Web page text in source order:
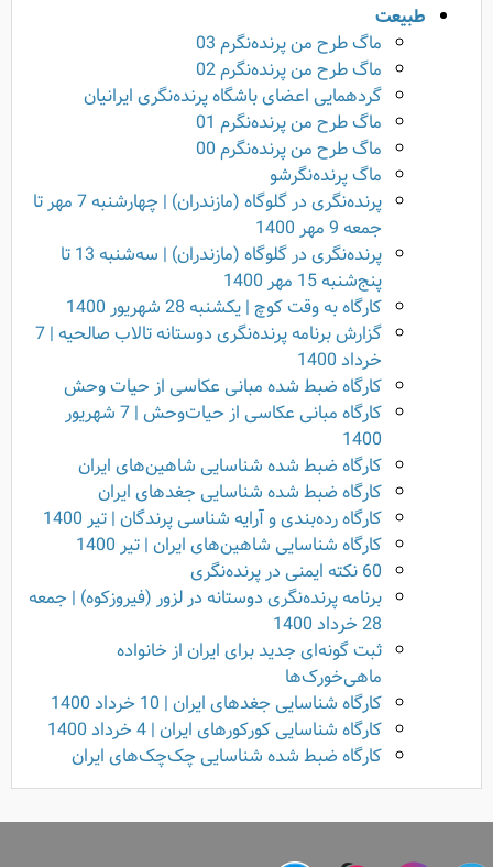
طبیعت
ماگ طرح من پرنده‌نگرم 03
ماگ طرح من پرنده‌نگرم 02
گردهمایی اعضای باشگاه پرنده‌نگری ایرانیان
ماگ طرح من پرنده‌نگرم 01
ماگ طرح من پرنده‌نگرم 00
ماگ پرنده‌نگرشو
پرنده‌نگری در گلوگاه (مازندران) | چهارشنبه 7 مهر تا
جمعه 9 مهر 1400
پرنده‌نگری در گلوگاه (مازندران) | سه‌شنبه 13 تا
پنج‌شنبه 15 مهر 1400
کارگاه به وقت کوچ | یکشنبه 28 شهریور 1400
گزارش برنامه پرنده‌نگری دوستانه تالاب صالحیه | 7
خرداد 1400
کارگاه ضبط شده‌ مبانی عکاسی از حیات وحش
کارگاه مبانی عکاسی از حیات‌وحش | 7 شهریور
1400
کارگاه ضبط شده‌ شناسایی شاهین‌های ایران
کارگاه ضبط شده‌ شناسایی جغدهای ایران
کارگاه رده‌بندی و آرایه شناسی پرندگان | تیر 1400
کارگاه شناسایی شاهین‌های ایران | تیر 1400
60 نکته ایمنی در پرنده‌نگری
برنامه پرنده‌نگری دوستانه در لزور (فیروزکوه) | جمعه
28 خرداد 1400
ثبت گونه‌ای جدید برای ایران از خانواده
ماهی‌خورک‌ها
کارگاه شناسایی جغدهای ایران | 10 خرداد 1400
کارگاه شناسایی کورکورهای ایران | 4 خرداد 1400
کارگاه ضبط شده شناسایی چک‌چک‌های ایران